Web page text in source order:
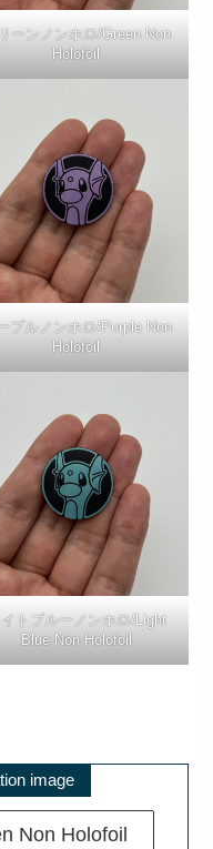
ーンノンホロ/Green Non
Holofoil
プルノンホロ/Purple Non
Holofoil
イトブルーノンホロ/Light
Blue Non Holofoil
image
Non Holofoil